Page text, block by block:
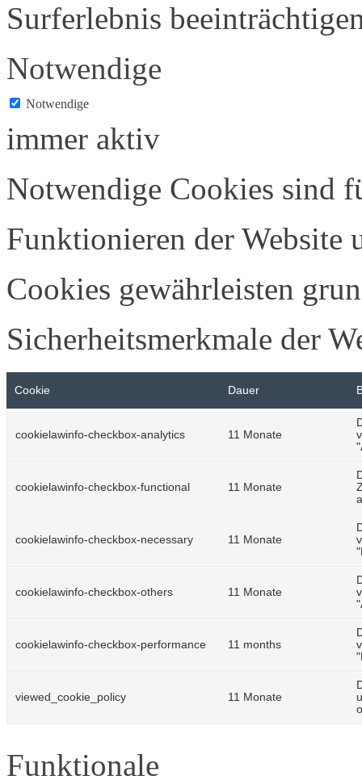
Surferlebnis
Notwendige
Notwendige
immer aktiv
Notwendige Cookies sind
Funktionieren der Website
Cookies gewährleisten
Sicherheitsmerkmale der
Cookie Dauer
cookielawinfo-checkbox-analytics 11 Monate
cookielawinfo-checkbox-functional 11 Monate
cookielawinfo-checkbox-necessary 11 Monate
cookielawinfo-checkbox-others 11 Monate
cookielawinfo-checkbox-performance 11 months
viewed_cookie_policy 11 Monate
Funktionale